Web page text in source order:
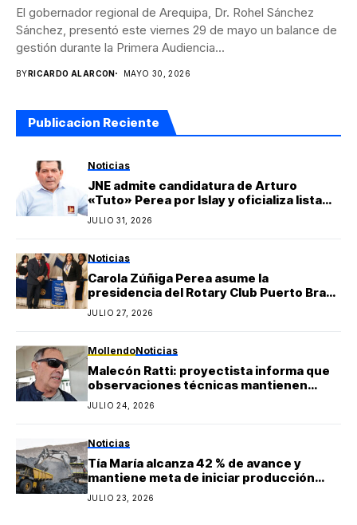
El gobernador regional de Arequipa, Dr. Rohel Sánchez
Sánchez, presentó este viernes 29 de mayo un balance de
gestión durante la Primera Audiencia...
BY RICARDO ALARCON MAYO 30, 2026
Publicacion Reciente
Noticias
JNE admite candidatura de Arturo
«Tuto» Perea por Islay y oficializa lista
regional de Yo Arequipa encabezada por
Berly Gonzales
JULIO 31, 2026
Noticias
Carola Zúñiga Perea asume la
presidencia del Rotary Club Puerto Bravo
Mollendo y anuncia proyectos sociales
para la provincia de Islay
JULIO 27, 2026
MollendoNoticias
Malecón Ratti: proyectista informa que
observaciones técnicas mantienen
paralizada la obra y estima reinicio en
agosto
JULIO 24, 2026
Noticias
Tía María alcanza 42 % de avance y
mantiene meta de iniciar producción
durante 2027
JULIO 23, 2026